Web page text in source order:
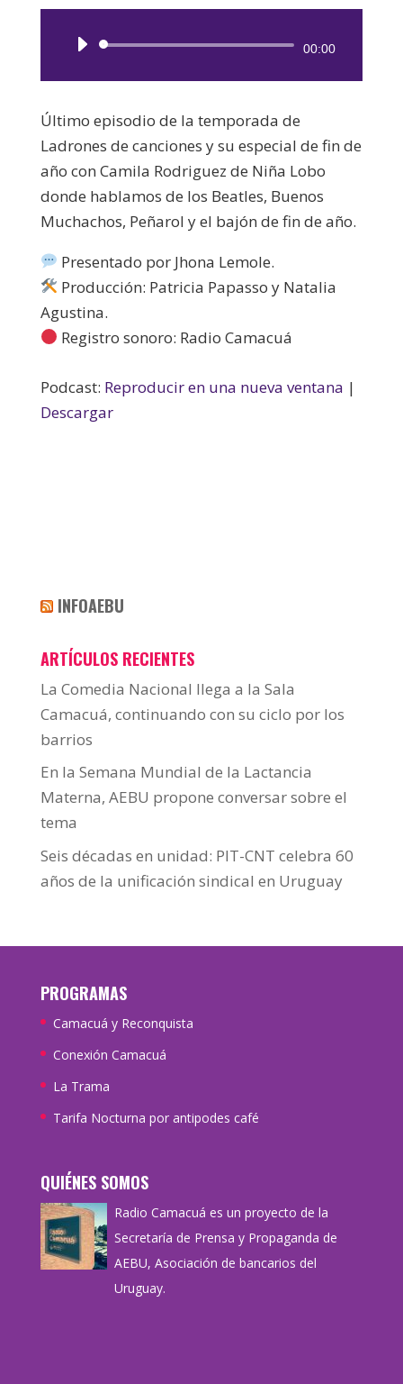
Reproductor
00:00
Último episodio de la temporada de
Ladrones de canciones y su especial de fin de
año con Camila Rodriguez de Niña Lobo
donde hablamos de los Beatles, Buenos
Muchachos, Peñarol y el bajón de fin de año.
Presentado por Jhona Lemole.​
Producción: Patricia Papasso y Natalia
Agustina.
Registro sonoro: Radio Camacuá
Podcast: Reproducir en una nueva ventana |
Descargar
INFOAEBU
ARTÍCULOS RECIENTES
La Comedia Nacional llega a la Sala
Camacuá, continuando con su ciclo por los
barrios
En la Semana Mundial de la Lactancia
Materna, AEBU propone conversar sobre el
tema
Seis décadas en unidad: PIT-CNT celebra 60
años de la unificación sindical en Uruguay
PROGRAMAS
Camacuá y Reconquista
Conexión Camacuá
La Trama
Tarifa Nocturna por antipodes café
QUIÉNES SOMOS
Radio Camacuá es un proyecto de la
Secretaría de Prensa y Propaganda de
AEBU, Asociación de bancarios del
Uruguay.